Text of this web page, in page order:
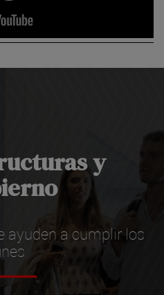
y
ayuden a cumplir los